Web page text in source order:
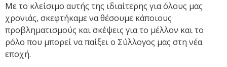
Με το κλείσιμο αυτής της ιδιαίτερης για όλους μας
χρονιάς, σκεφτήκαμε να θέσουμε κάποιους
προβληματισμούς και σκέψεις για το μέλλον και το
ρόλο που μπορεί να παίξει ο Σύλλογος μας στη νέα
εποχή.